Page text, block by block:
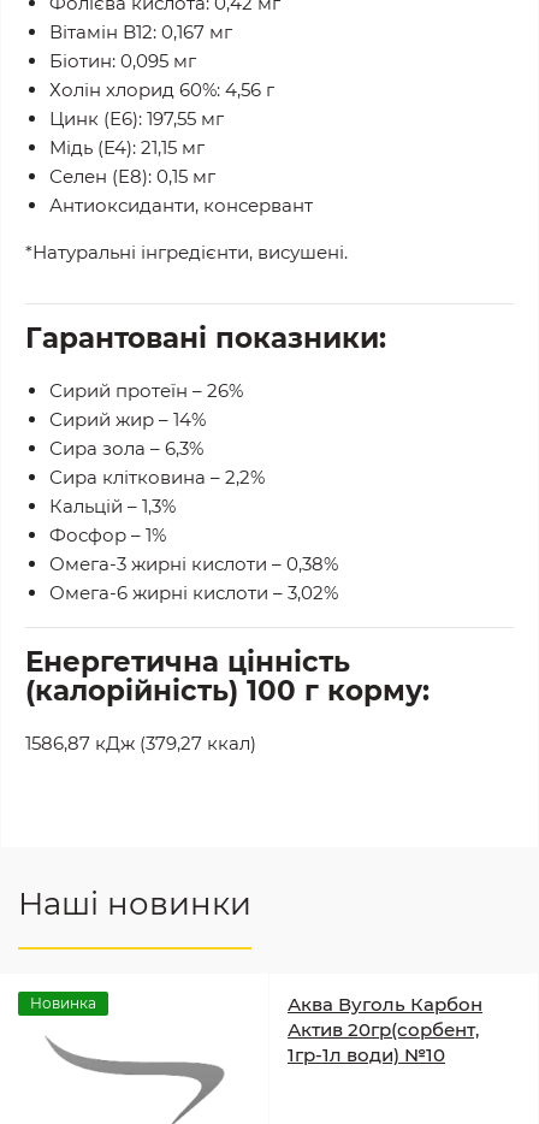
Вітамін B12: 0,167 мг
Біотин: 0,095 мг
Холін хлорид 60%: 4,56 г
Цинк (E6): 197,55 мг
Мідь (E4): 21,15 мг
Селен (E8): 0,15 мг
Антиоксиданти, консервант
*Натуральні інгредієнти, висушені.
Гарантовані показники:
Сирий протеїн – 26%
Сирий жир – 14%
Сира зола – 6,3%
Сира клітковина – 2,2%
Кальцій – 1,3%
Фосфор – 1%
Омега-3 жирні кислоти – 0,38%
Омега-6 жирні кислоти – 3,02%
Енергетична цінність
(калорійність) 100 г корму:
1586,87 кДж (379,27 ккал)
Наші новинки
Новинка
Аква Вуголь Карбон
Актив 20гр(сорбент,
1гр-1л води) №10